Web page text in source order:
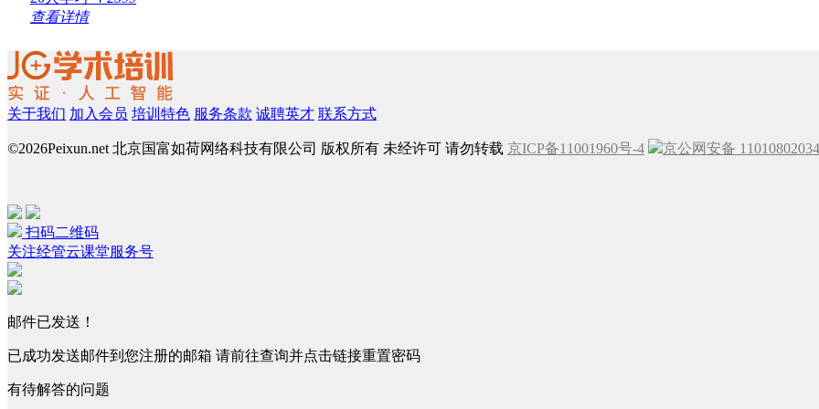
查看详情
关于我们 加入会员 培训特色 服务条款 诚聘英才 联系方式
©2026Peixun.net 北京国富如荷网络科技有限公司 版权所有 未经许可 请勿转载 京ICP备11001960号-4 京公网安备
扫码二维码
关注经管云课堂服务号
邮件已发送！
已成功发送邮件到您注册的邮箱 请前往查询并点击链接重置密码
有待解答的问题